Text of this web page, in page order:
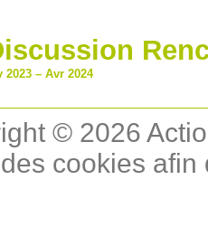
2023 – Avr 2024
© 2026
cookies